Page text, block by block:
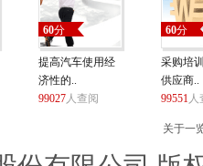
60分
提高汽车使用经
济性的..
99027人查阅
60分
采购培
供应商..
99551人
关于一